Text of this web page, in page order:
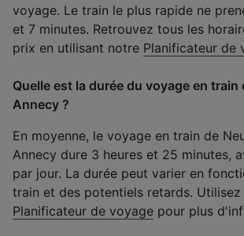
voyage. Le train le plus rapide ne
et 7 minutes. Retrouvez tous les
prix en utilisant notre Planificateur de
Quelle est la durée du voyage en train
Annecy ?
En moyenne, le voyage en train de
Annecy dure 3 heures et 25 minutes,
par jour. La durée peut varier en
train et des potentiels retards.
Planificateur de voyage pour plus